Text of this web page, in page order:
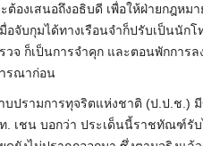
องเสนอถึงอธิบดี เพื่อให้ฝ่ายกฎห
จับกุมได้ทางเรือนจำก็ปรับเป็นนั
ก็เป็นการจำคุก และตอนพักการล
รณาก่อน
รามการทุจริตแห่งชาติ (ป.ป.ช.)
เชน บอกว่า ประเด็นนี้ราชทัณฑ์รั